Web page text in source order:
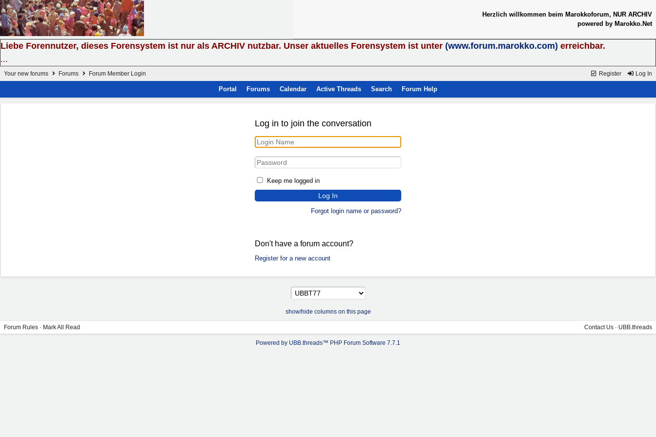
Herzlich willkommen beim Marokkoforum, NUR ARCHIV
powered by Marokko.Net
Liebe Forennutzer, dieses Forensystem ist nur als ARCHIV nutzbar. Unser aktuelles Forensystem ist unter (www.forum.marokko.com) erreichbar.
...
Register Log In
Your new forums Forums Forum Member Login
Portal Forums Calendar Active Threads Search Forum Help
Log in to join the conversation
Keep me logged in
Forgot login name or password?
Don't have a forum account?
Register for a new account
show/hide columns on this page
Forum Rules · Mark All Read Contact Us · UBB.threads
Powered by UBB.threads™ PHP Forum Software 7.7.1